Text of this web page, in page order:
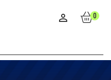
0
